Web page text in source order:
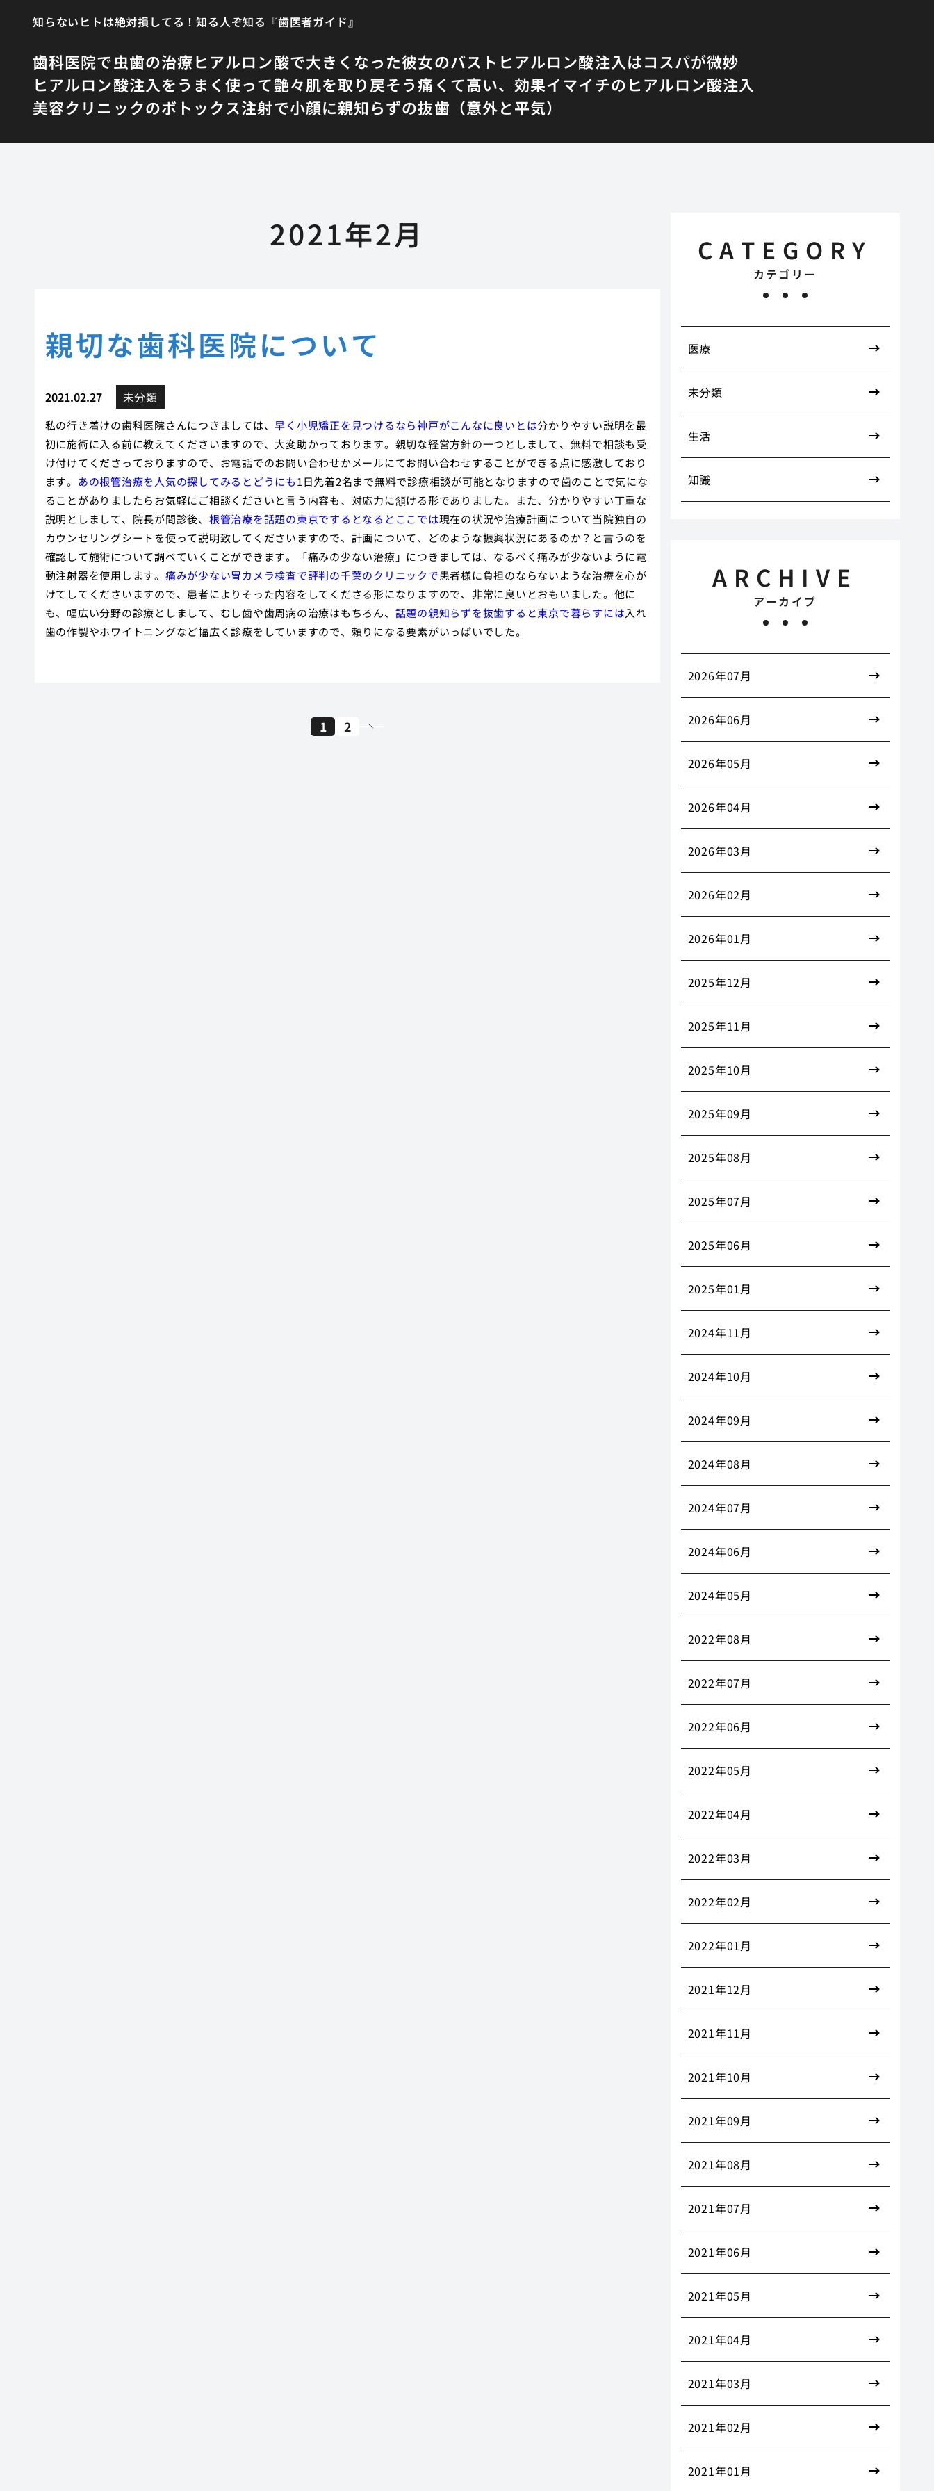
知らないヒトは絶対損してる！知る人ぞ知る『歯医者ガイド』
歯科医院で虫歯の治療ヒアルロン酸で大きくなった彼女のバスト ヒアルロン酸注入はコスパが微妙
ヒアルロン酸注入をうまく使って艶々肌を取り戻そう痛くて高い、効果イマイチのヒアルロン酸注入
美容クリニックのボトックス注射で小顔に親知らずの抜歯（意外と平気）
2021年2月
親切な歯科医院について
2021.02.27 未分類
私の行き着けの歯科医院さんにつきましては、早く小児矯正を見つけるなら神戸がこんなに良いとは分かりやすい説明を最
初に施術に入る前に教えてくださいますので、大変助かっております。親切な経営方針の一つとしまして、無料で相談も受
け付けてくださっておりますので、お電話でのお問い合わせかメールにてお問い合わせすることができる点に感激しており
ます。 あの根管治療を人気の探してみるとどうにも1日先着2名まで無料で診療相談が可能となりますので歯のことで気にな
ることがありましたらお気軽にご相談くださいと言う内容も、対応力に頷ける形でありました。また、分かりやすい丁重な
説明としまして、院長が問診後、 根管治療を話題の東京でするとなるとここでは現在の状況や治療計画について当院独自の
カウンセリングシートを使って説明致してくださいますので、計画について、どのような振興状況にあるのか？と言うのを
確認して施術について調べていくことができます。「痛みの少ない治療」につきましては、なるべく痛みが少ないように電
動注射器を使用します。 痛みが少ない胃カメラ検査で評判の千葉のクリニックで患者様に負担のならないような治療を心が
けてしてくださいますので、患者によりそった内容をしてくださる形になりますので、非常に良いとおもいました。他に
も、幅広い分野の診療としまして、むし歯や歯周病の治療はもちろん、 話題の親知らずを抜歯すると東京で暮らすには入れ
歯の作製やホワイトニングなど幅広く診療をしていますので、頼りになる要素がいっぱいでした。
1 2
CATEGORY
カテゴリー
医療
未分類
生活
知識
ARCHIVE
アーカイブ
2026年07月
2026年06月
2026年05月
2026年04月
2026年03月
2026年02月
2026年01月
2025年12月
2025年11月
2025年10月
2025年09月
2025年08月
2025年07月
2025年06月
2025年01月
2024年11月
2024年10月
2024年09月
2024年08月
2024年07月
2024年06月
2024年05月
2022年08月
2022年07月
2022年06月
2022年05月
2022年04月
2022年03月
2022年02月
2022年01月
2021年12月
2021年11月
2021年10月
2021年09月
2021年08月
2021年07月
2021年06月
2021年05月
2021年04月
2021年03月
2021年02月
2021年01月